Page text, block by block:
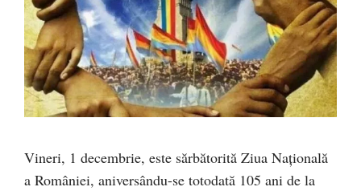
Vineri, 1 decembrie, este sărbătorită Ziua Națională
a României, aniversându-se totodată 105 ani de la